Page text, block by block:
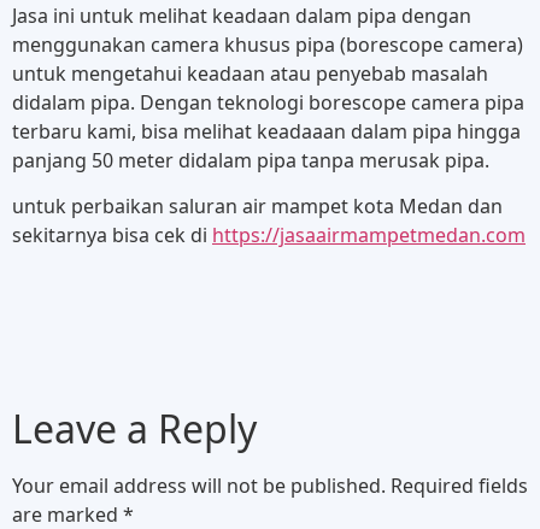
Jasa ini untuk melihat keadaan dalam pipa dengan
menggunakan camera khusus pipa (borescope camera)
untuk mengetahui keadaan atau penyebab masalah
didalam pipa. Dengan teknologi borescope camera pipa
terbaru kami, bisa melihat keadaaan dalam pipa hingga
panjang 50 meter didalam pipa tanpa merusak pipa.
untuk perbaikan saluran air mampet kota Medan dan
sekitarnya bisa cek di https://jasaairmampetmedan.com
Leave a Reply
Your email address will not be published. Required fields
are marked *